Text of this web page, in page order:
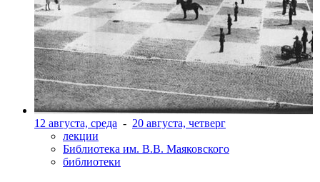
12 августа, среда - 20 августа, четверг
лекции
Библиотека им. В.В. Маяковского
библиотеки